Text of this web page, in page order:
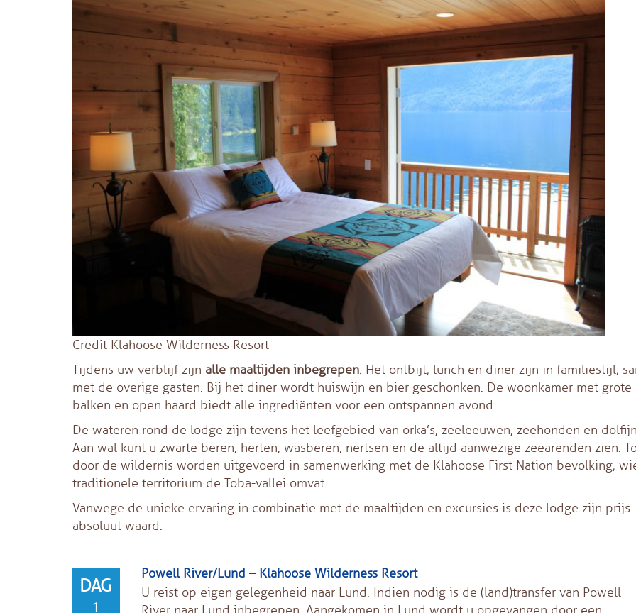
Credit Klahoose Wilderness Resort
Tijdens uw verblijf zijn alle maaltijden inbegrepen. Het ontbijt, lunch en diner zijn in familiestijl,
met de overige gasten. Bij het diner wordt huiswijn en bier geschonken. De woonkamer met grote
balken en open haard biedt alle ingrediënten voor een ontspannen avond.
De wateren rond de lodge zijn tevens het leefgebied van orka’s, zeeleeuwen, zeehonden en
Aan wal kunt u zwarte beren, herten, wasberen, nertsen en de altijd aanwezige zeearenden zien.
door de wildernis worden uitgevoerd in samenwerking met de Klahoose First Nation bevolking,
traditionele territorium de Toba-vallei omvat.
Vanwege de unieke ervaring in combinatie met de maaltijden en excursies is deze lodge zijn prijs
absoluut waard.
DAG
1
Powell River/Lund – Klahoose Wilderness Resort
U reist op eigen gelegenheid naar Lund. Indien nodig is de (land)transfer van Powell